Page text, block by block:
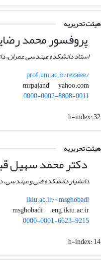
هیئت تحریریه
پروفسور محمد
استاد دانشکده مهندسی عمران،
prof.um.ac.ir/rezaiee/
mrpajand
yahoo.com
0000-0002-8808-0011
h-index:32
هیئت تحریریه
دکتر محمد سهیل
دانشیار دانشکده فنی و مهندسی،
ikiu.ac.ir/~msghobadi
msghobadi
eng.ikiu.ac.ir
0000-0001-6623-9215
h-index:14